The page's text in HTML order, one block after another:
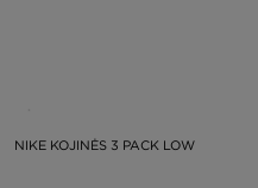
NIKE KOJINĖS 3 PACK LOW